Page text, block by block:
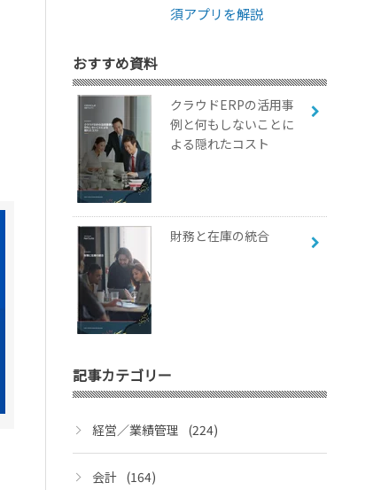
須アプリを解説
おすすめ資料
クラウドERPの活用事
例と何もしないことに
よる隠れたコスト
財務と在庫の統合
記事カテゴリー
経営／業績管理 (224)
会計 (164)